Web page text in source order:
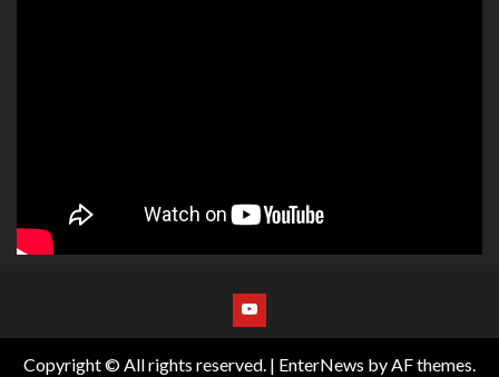
Copyright © All rights reserved. | EnterNews by AF themes.